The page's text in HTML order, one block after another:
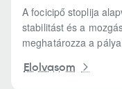
A focicipő stoplija
stabilitást és a
meghatározza a
Elolvasom